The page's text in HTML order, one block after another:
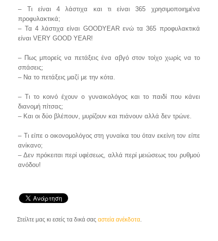
– Τι είναι 4 λάστιχα και τι είναι 365 χρησιμοποιημένα
προφυλακτικά;
– Τα 4 λάστιχα είναι GOODYEAR ενώ τα 365 προφυλακτικά
είναι VERY GOOD YEAR!
– Πως μπορείς να πετάξεις ένα αβγό στον τοίχο χωρίς να το
σπάσεις;
– Να το πετάξεις μαζί με την κότα.
– Τι το κοινό έχουν ο γυναικολόγος και το παιδί που κάνει
διανομή πίτσας;
– Και οι δύο βλέπουν, μυρίζουν και πιάνουν αλλά δεν τρώνε.
– Τι είπε ο οικονομολόγος στη γυναίκα του όταν εκείνη τον είπε
ανίκανο;
– Δεν πρόκειται περί υφέσεως, αλλά περί μειώσεως του ρυθμού
ανόδου!
Στείλτε μας κι εσείς τα δικά σαςαστεία ανέκδοτα.